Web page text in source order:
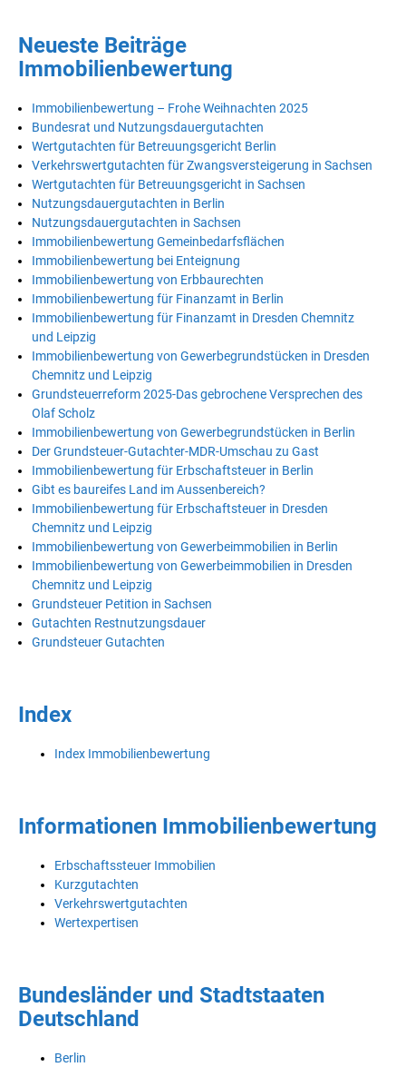
Neueste Beiträge
Immobilienbewertung
Immobilienbewertung – Frohe Weihnachten 2025
Bundesrat und Nutzungsdauergutachten
Wertgutachten für Betreuungsgericht Berlin
Verkehrswertgutachten für Zwangsversteigerung in Sachsen
Wertgutachten für Betreuungsgericht in Sachsen
Nutzungsdauergutachten in Berlin
Nutzungsdauergutachten in Sachsen
Immobilienbewertung Gemeinbedarfsflächen
Immobilienbewertung bei Enteignung
Immobilienbewertung von Erbbaurechten
Immobilienbewertung für Finanzamt in Berlin
Immobilienbewertung für Finanzamt in Dresden Chemnitz
und Leipzig
Immobilienbewertung von Gewerbegrundstücken in Dresden
Chemnitz und Leipzig
Grundsteuerreform 2025-Das gebrochene Versprechen des
Olaf Scholz
Immobilienbewertung von Gewerbegrundstücken in Berlin
Der Grundsteuer-Gutachter-MDR-Umschau zu Gast
Immobilienbewertung für Erbschaftsteuer in Berlin
Gibt es baureifes Land im Aussenbereich?
Immobilienbewertung für Erbschaftsteuer in Dresden
Chemnitz und Leipzig
Immobilienbewertung von Gewerbeimmobilien in Berlin
Immobilienbewertung von Gewerbeimmobilien in Dresden
Chemnitz und Leipzig
Grundsteuer Petition in Sachsen
Gutachten Restnutzungsdauer
Grundsteuer Gutachten
Index
Index Immobilienbewertung
Informationen Immobilienbewertung
Erbschaftssteuer Immobilien
Kurzgutachten
Verkehrswertgutachten
Wertexpertisen
Bundesländer und Stadtstaaten
Deutschland
Berlin